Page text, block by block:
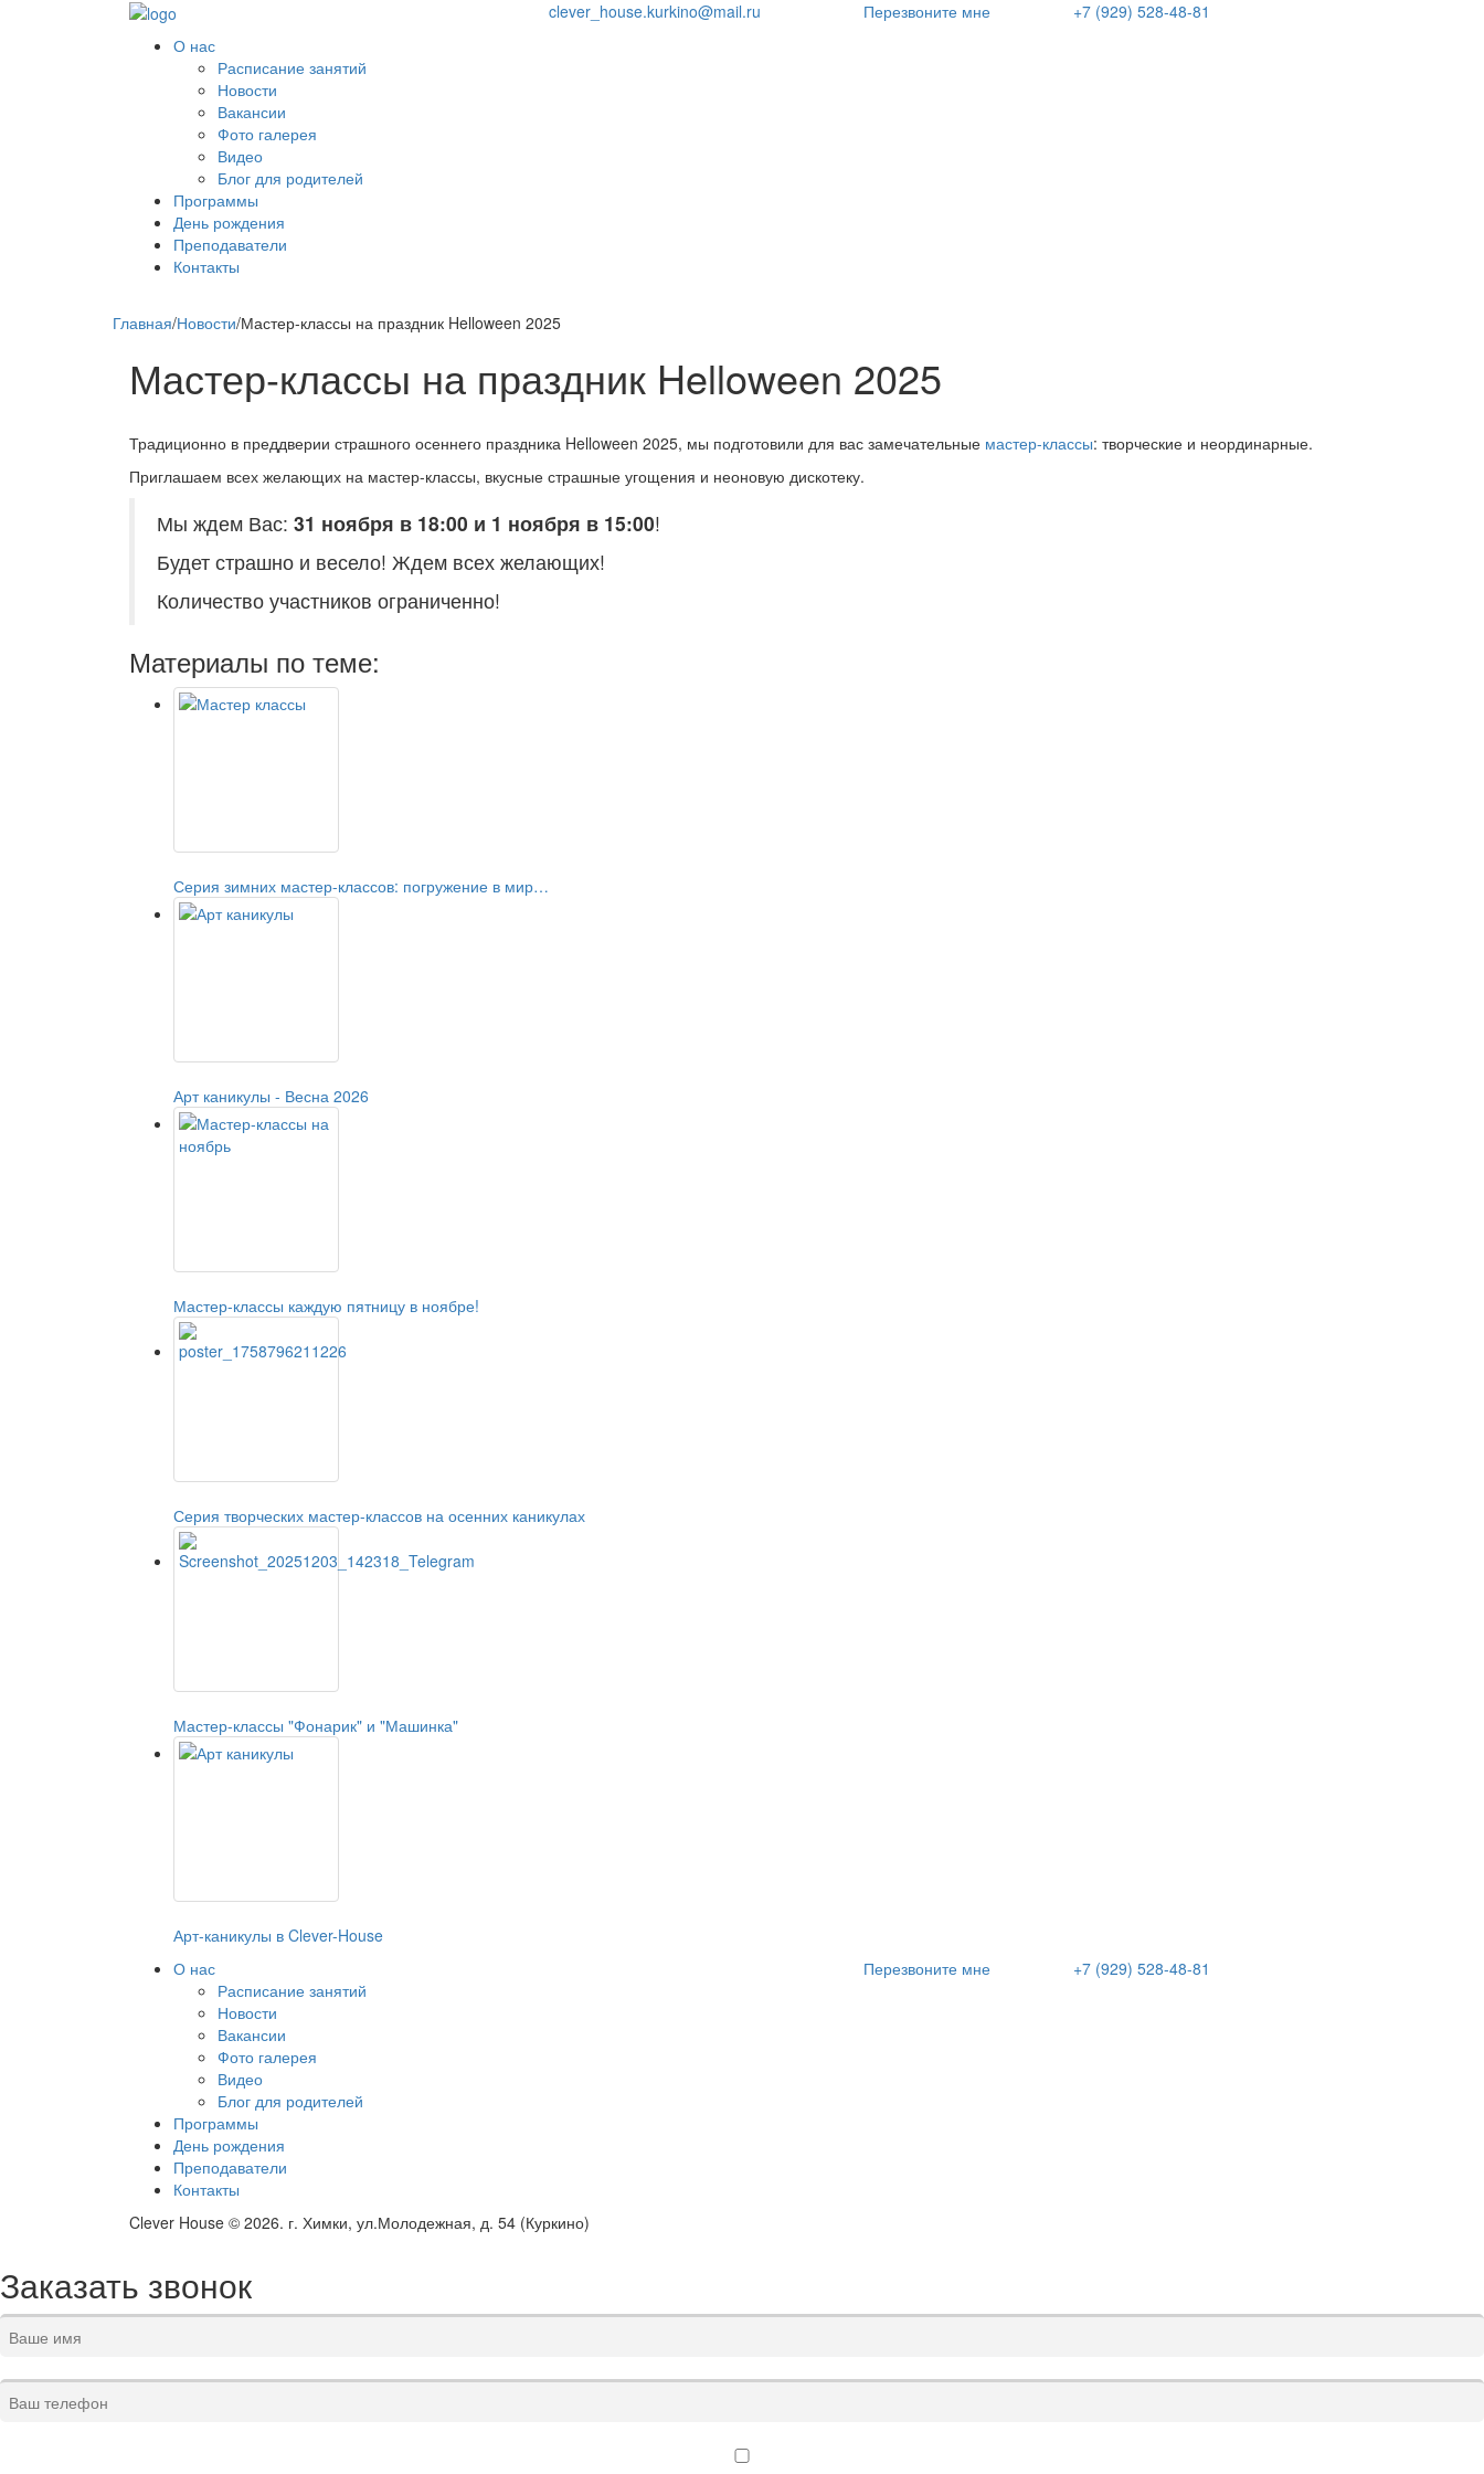
clever_house.kurkino@mail.ru Перезвоните мне
+7 (929) 528-48-81
О нас
Расписание занятий
Новости
Вакансии
Фото галерея
Видео
Блог для родителей
Программы
День рождения
Преподаватели
Контакты
Главная/Новости/Мастер-классы на праздник Helloween 2025
Мастер-классы на праздник Helloween 2025
Традиционно в преддверии страшного осеннего праздника Helloween 2025, мы подготовили для вас замечательные мастер-классы: творческие и неординарные.
Приглашаем всех желающих на мастер-классы, вкусные страшные угощения и неоновую дискотеку.
Мы ждем Вас: 31 ноября в 18:00 и 1 ноября в 15:00!
Будет страшно и весело! Ждем всех желающих!
Количество участников ограниченно!
Материалы по теме:
Серия зимних мастер-классов: погружение в мир…
Арт каникулы - Весна 2026
Мастер-классы каждую пятницу в ноябре!
Серия творческих мастер-классов на осенних каникулах
Мастер-классы "Фонарик" и "Машинка"
Арт-каникулы в Clever-House
О нас
Расписание занятий
Новости
Вакансии
Фото галерея
Видео
Блог для родителей
Программы
День рождения
Преподаватели
Контакты
Перезвоните мне +7 (929) 528-48-81
Clever House © 2026. г. Химки, ул.Молодежная, д. 54 (Куркино)
Заказать звонок